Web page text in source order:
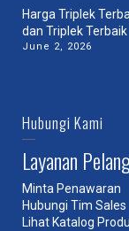
Harga Triplek
dan Triplek Terbaik
June 2, 2026
Hubungi Kami
Layanan
Minta Penawaran
Hubungi Tim Sales
Lihat Katalog